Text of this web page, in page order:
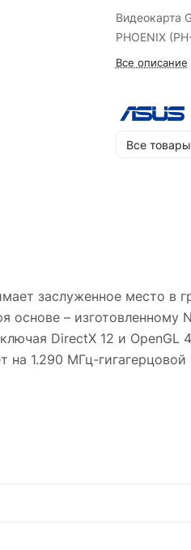
Видеокарта
PHOENIX
Все описание
Все
заслуженное место в
– изготовленному
DirectX 12 и OpenGL
1.290 МГц-гигагерцовой